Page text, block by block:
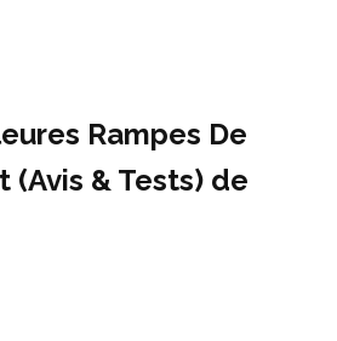
Rampes De
(Avis & Tests) de